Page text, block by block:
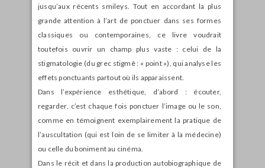
jusqu’aux récents smileys. Tout en accordant la plus
grande attention à l’art de ponctuer dans ses formes
classiques ou contemporaines, ce livre voudrait
toutefois ouvrir un champ plus vaste : celui de la
stigmatologie (du grec stigmê : « point »), qui analyse les
effets ponctuants partout où ils apparaissent.
Dans l’expérience esthétique, d’abord : écouter,
regarder, c’est chaque fois ponctuer l’image ou le son,
comme en témoignent exemplairement la pratique de
l’auscultation (qui est loin de se limiter à la médecine)
ou celle du boniment au cinéma.
Dans le récit et dans la production autobiographique de